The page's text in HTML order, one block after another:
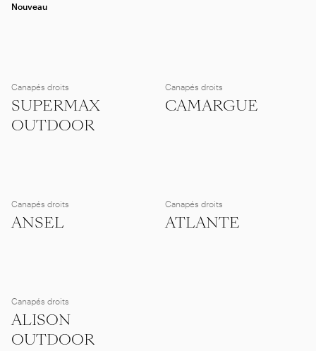
Nouveau
Canapés droits
SUPERMAX
OUTDOOR
Canapés droits
CAMARGUE
Canapés droits
ANSEL
Canapés droits
ATLANTE
Canapés droits
ALISON
OUTDOOR